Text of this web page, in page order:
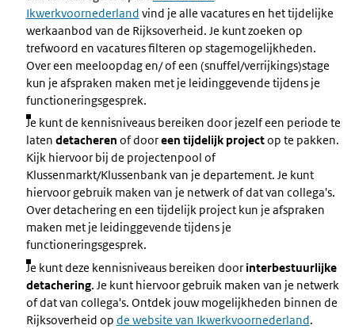
Ikwerkvoornederland vind je alle vacatures en het tijdelijke
werkaanbod van de Rijksoverheid. Je kunt zoeken op
trefwoord en vacatures filteren op stagemogelijkheden.
Over een meeloopdag en/ of een (snuffel/verrijkings)stage
kun je afspraken maken met je leidinggevende tijdens je
functioneringsgesprek.
Je kunt de kennisniveaus bereiken door jezelf een periode te
laten detacheren of dooreen tijdelijk projectop te pakken.
Kijk hiervoor bij de projectenpool of
Klussenmarkt/Klussenbank van je departement. Je kunt
hiervoor gebruik maken van je netwerk of dat van collega's.
Over detachering en een tijdelijk project kun je afspraken
maken met je leidinggevende tijdens je
functioneringsgesprek.
Je kunt deze kennisniveaus bereiken door interbestuurlijke
detachering. Je kunt hiervoor gebruik maken van je netwerk
of dat van collega's. Ontdek jouw mogelijkheden binnen de
Rijksoverheid op de website van Ikwerkvoornederland.